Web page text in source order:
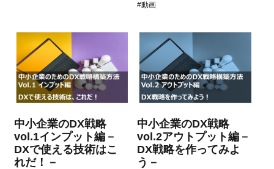
#動画
中小企業のDX戦略
vol.1インプット編－
DXで使える技術はこ
れだ！－
中小企業のDX戦略
vol.2アウトプット編－
DX戦略を作ってみよ
う－